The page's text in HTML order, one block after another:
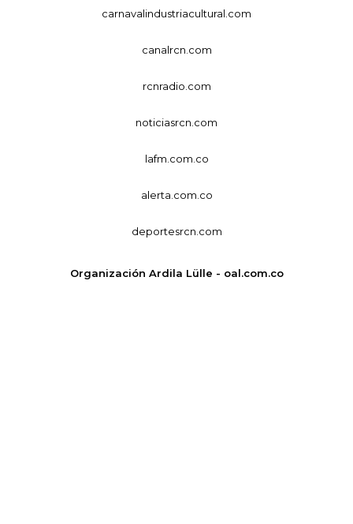
carnavalindustriacultural.com
canalrcn.com
rcnradio.com
noticiasrcn.com
lafm.com.co
alerta.com.co
deportesrcn.com
Organización Ardila Lülle - oal.com.co